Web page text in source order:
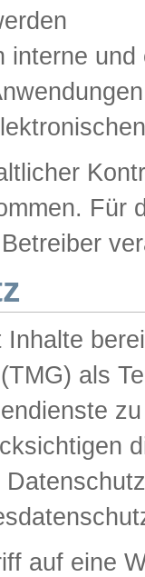
interne
Für
als
auf eine